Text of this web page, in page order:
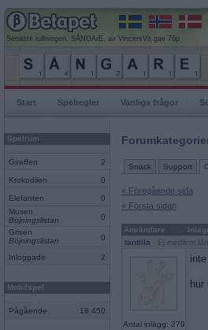
Senaste rullningen, SÅNGArE, av VincentVit gav 76p
Start Spelregler Vanliga frågor
Spelrum
Giraffen 2
Krokodilen 0
Elefanten
0
Musen
Böjningslistan
0
Grisen
Böjningslistan
0
Inloggade 2
Mobilspel
Pågående 18 450
Snack Support
« Föregående sida
« Första sidan
Användare
tantlila - Ej medlem
Antal inlägg: 279
hur